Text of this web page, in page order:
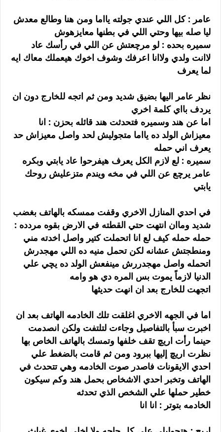
عامر : كل اللي عندي جولته يااما ومن هنا وطالع معدش
ليا صله بيها وحتي اللي في بطنها معايزهوش
سميره بحده : لو مرچعتش عن اللي في رأسك عاد
لاانت ولدي ولاانا اعرفك وشوف اخوك هيعملك معاك ايه
لما يعرف
نظر عامر اليها بضيق شديد ومن ثم اتجه للخارج دون ان
يردف بااي كلمة اخري
اما عن هند وسميره فتحدثت هند قائله بحزن : انا
معيزاش الولد ده يااما متجوليش لحد واصل معيزاش حد
يعرف اني حمله
سميره : لع لازم الكل يعرف هيفرحوا عاد يابتي وبكره
عامر يرچع عن اللي في مخه ويندم متزعليش روحك
يابتي
في احدي المنازل الاخري وقفت ممسكه بالهاتف بغضب
شديد وماان انتهت حتي القطته في الارض بقوه مردده :
حمله حمله كيف لع انا اتحملت كتير واصل اخدته مني
ومنطجتش عشانه لكن تحمل منيه ده اللي مهجدرش
اتحمله واصل مهجدررش مينفعش الولد ده يچي علي
الدنيا لازماً يموت بس المره دي هو وامه
اتجهت للخارج بعد ان انهت حديثها
اما في الجهه الاخري اغلقت تلك الخادمه الهاتف بعد ان
اخبرت سبأ بالتفاصيل وجاءت لتلتفت ولكن انصدمت
حينما رأت اريچ تقف خلفها وتمسك بالهاتف الخاص بها
نظرت اريچ إليها ببرود ومن ثم قامت بالضغط علي
احدي الايقونات فاصدر صوت الخادمه وهي تتحدث في
الهاتف وتخبر احدي الاشخاص بحمل هند وكم سيكون
خطير حملها علي الشخص الذي تحدثه
الخادمه بتوتر : انا انا